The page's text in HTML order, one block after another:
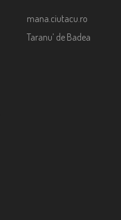
mana.ciutacu.ro
Taranu’ de Badea